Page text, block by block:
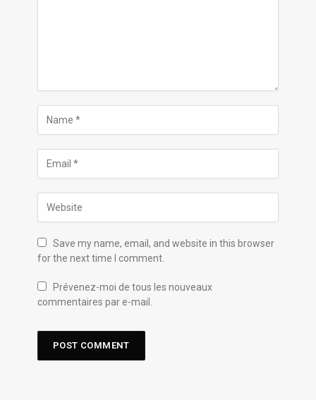
Save my name, email, and website in this browser
for the next time I comment.
Prévenez-moi de tous les nouveaux
commentaires par e-mail.